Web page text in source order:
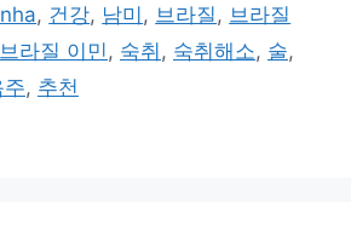
, 건강, 남미 , 브라질 , 브라질
브라질 이민 , 숙취 , 숙취해소, 술,
주, 추천